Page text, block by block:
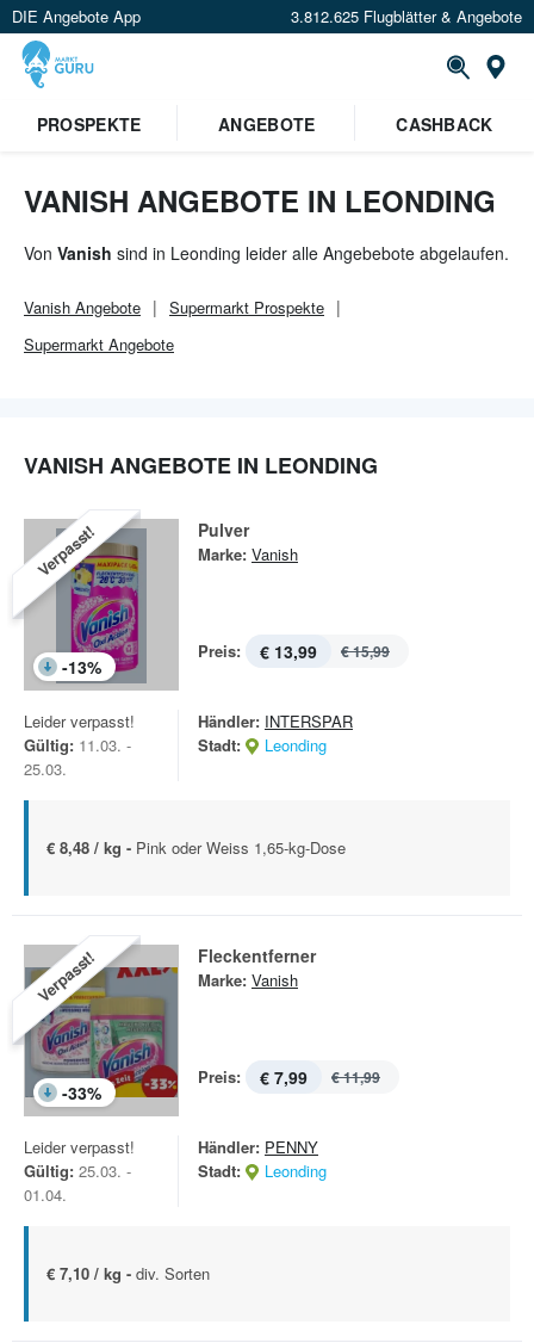
DIE Angebote App 3.812.625 Flugblätter & Angebote
PROSPEKTE ANGEBOTE CASHBACK
VANISH ANGEBOTE IN LEONDING
Von Vanish sind in Leonding leider alle Angebebote abgelaufen.
Vanish Angebote Supermarkt Prospekte
Supermarkt Angebote
VANISH ANGEBOTE IN LEONDING
Verpasst!
-13%
Pulver
Marke: Vanish
Preis: € 13,99 € 15,99
Leider verpasst!
Gültig: 11.03. -
25.03.
Händler: INTERSPAR
Stadt:
Leonding
€ 8,48 / kg - Pink oder Weiss 1,65-kg-Dose
Verpasst!
-33%
Fleckentferner
Marke: Vanish
Preis: € 7,99 € 11,99
Leider verpasst!
Gültig: 25.03. -
01.04.
Händler: PENNY
Stadt:
Leonding
€ 7,10 / kg - div. Sorten